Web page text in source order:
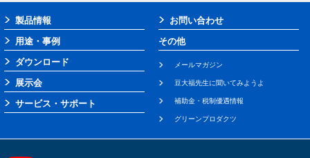
製品情報
用途・事例
ダウンロード
展示会
サービス・サポート
お問い合わせ
その他
メールマガジン
豆大福先生に聞いてみようよ
補助金・税制優遇情報
グリーンプロダクツ